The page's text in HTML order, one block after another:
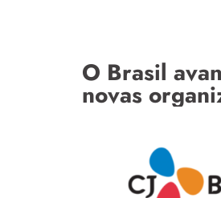
O Brasil
novas